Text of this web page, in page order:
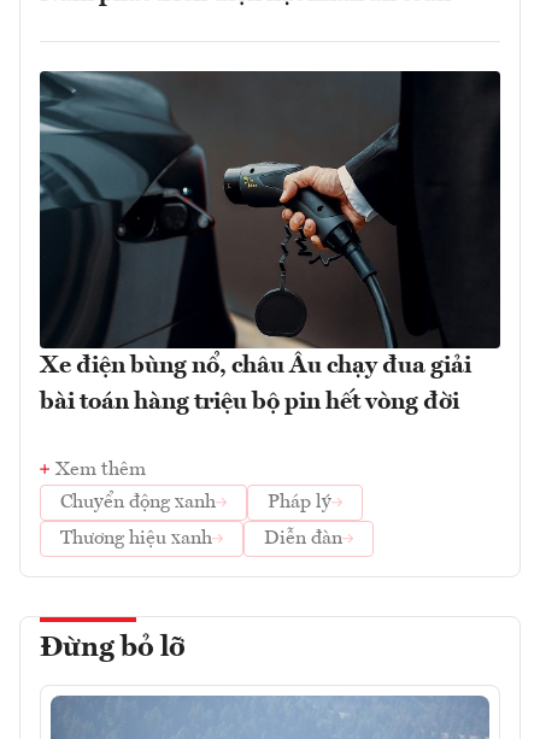
Xe điện bùng nổ, châu Âu chạy đua giải
bài toán hàng triệu bộ pin hết vòng đời
Xem thêm
Chuyển động xanh
Pháp lý
Thương hiệu xanh
Diễn đàn
Đừng bỏ lỡ